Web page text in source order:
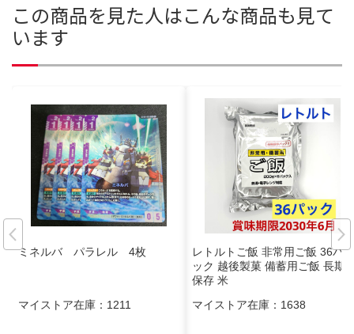
この商品を見た人はこんな商品も見て
います
ミネルバ パラレル 4枚
マイストア在庫： 1211
レトルトご飯 非常用ご飯 36パ
ック 越後製菓 備蓄用ご飯 長期
保存 米
マイストア在庫： 1638